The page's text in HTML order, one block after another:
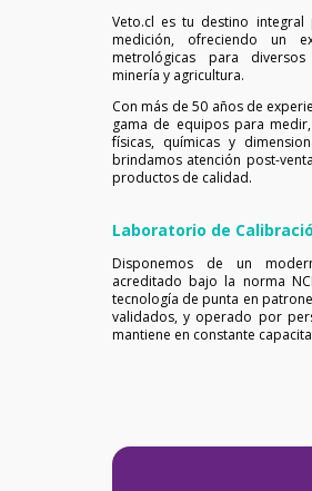
Veto.cl es tu destino
medición, ofreciendo un
metrológicas para
minería y agricultura.
Con más de 50 años de
gama de equipos para
físicas, químicas y
brindamos atención post-
productos de calidad.
Laboratorio de
Disponemos de un
acreditado bajo la norma
tecnología de punta en
validados, y operado por
mantiene en constante